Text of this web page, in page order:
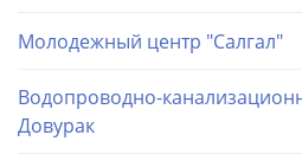
Молодежный центр "Салгал"
Водопроводно-
Довурак